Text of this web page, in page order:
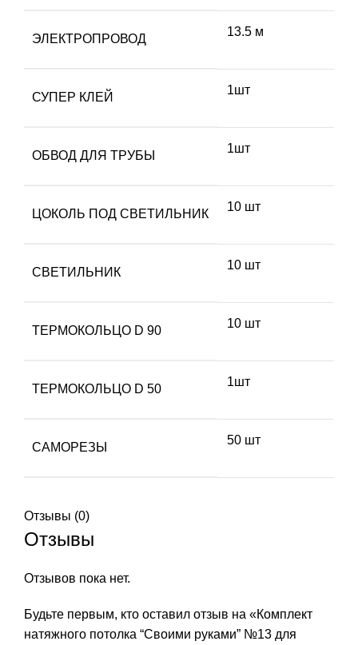
ЭЛЕКТРОПРОВОД
13.5 м
СУПЕР КЛЕЙ
1шт
ОБВОД ДЛЯ ТРУБЫ
1шт
ЦОКОЛЬ ПОД СВЕТИЛЬНИК
10 шт
СВЕТИЛЬНИК
10 шт
ТЕРМОКОЛЬЦО D 90
10 шт
ТЕРМОКОЛЬЦО D 50
1шт
САМОРЕЗЫ
50 шт
Отзывы (0)
Отзывы
Отзывов пока нет.
Будьте первым, кто оставил отзыв на «Комплект
натяжного потолка “Своими руками” №13 для